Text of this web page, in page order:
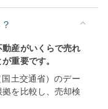
産がいくらで売れ
重要です。
土交通省）のデー
を比較し、売却検